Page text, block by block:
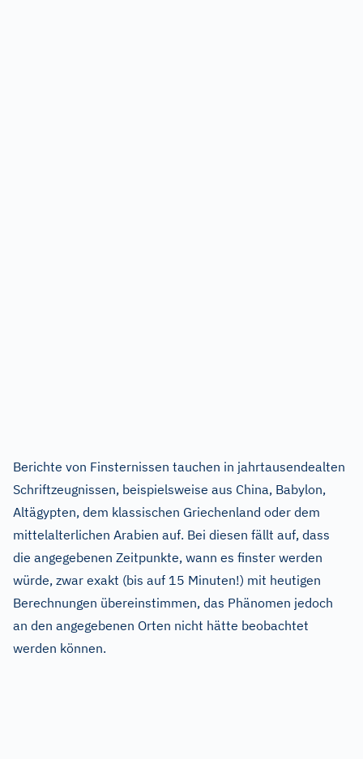
Berichte von Finsternissen tauchen in jahrtausendealten
Schriftzeugnissen, beispielsweise aus China, Babylon,
Altägypten, dem klassischen Griechenland oder dem
mittelalterlichen Arabien auf. Bei diesen fällt auf, dass
die angegebenen Zeitpunkte, wann es finster werden
würde, zwar exakt (bis auf 15 Minuten!) mit heutigen
Berechnungen übereinstimmen, das Phänomen jedoch
an den angegebenen Orten nicht hätte beobachtet
werden können.